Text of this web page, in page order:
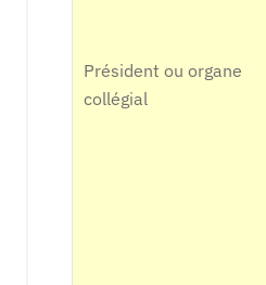
Président ou organe
collégial